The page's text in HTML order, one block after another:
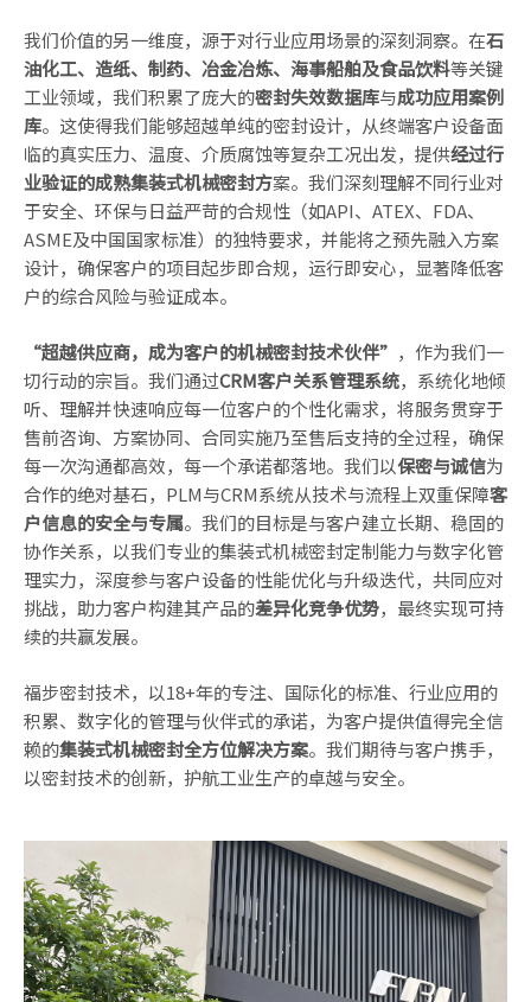
我们价值的另一维度，源于对行业应用场景的深刻洞察。在石
油化工、造纸、制药、冶金冶炼、海事船舶及食品饮料等关键
工业领域，我们积累了庞大的密封失效数据库与成功应用案例
库。这使得我们能够超越单纯的密封设计，从终端客户设备面
临的真实压力、温度、介质腐蚀等复杂工况出发，提供经过行
业验证的成熟集装式机械密封方案。我们深刻理解不同行业对
于安全、环保与日益严苛的合规性（如API、ATEX、FDA、
ASME及中国国家标准）的独特要求，并能将之预先融入方案
设计，确保客户的项目起步即合规，运行即安心，显著降低客
户的综合风险与验证成本。
“超越供应商，成为客户的机械密封技术伙伴” ，作为我们一
切行动的宗旨。我们通过CRM客户关系管理系统，系统化地倾
听、理解并快速响应每一位客户的个性化需求，将服务贯穿于
售前咨询、方案协同、合同实施乃至售后支持的全过程，确保
每一次沟通都高效，每一个承诺都落地。我们以保密与诚信为
合作的绝对基石，PLM与CRM系统从技术与流程上双重保障客
户信息的安全与专属。我们的目标是与客户建立长期、稳固的
协作关系，以我们专业的集装式机械密封定制能力与数字化管
理实力，深度参与客户设备的性能优化与升级迭代，共同应对
挑战，助力客户构建其产品的差异化竞争优势，最终实现可持
续的共赢发展。
福步密封技术，以18+年的专注、国际化的标准、行业应用的
积累、数字化的管理与伙伴式的承诺，为客户提供值得完全信
赖的集装式机械密封全方位解决方案。我们期待与客户携手，
以密封技术的创新，护航工业生产的卓越与安全。